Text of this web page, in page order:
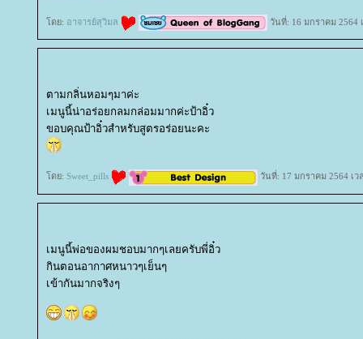
ดย: อาจารย์สุวิมล วันที่: 16 มกราคม 2564
ตามกลิ่นหอมๆมาค่ะ
เมนูนี้น่าอร่อยกลมกล่อมมากค่ะป้าอิ๋ว
ขอบคุณป้าอิ๋วสำหรับสูตรอร่อยนะคะ
ดย: Sweet_pills วันที่: 17 มกราคม 2564 เว
เมนูนี้พ่อของผมชอบมากๆเลยครับพี่อิ๋ว
กินตอนอากาศหนาวๆเย็นๆ
เข้ากันมากจริงๆ